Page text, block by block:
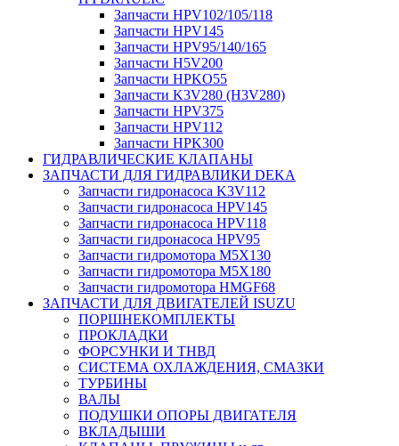
Запчасти HPV102/105/118
Запчасти HPV145
Запчасти HPV95/140/165
Запчасти H5V200
Запчасти HPKO55
Запчасти K3V280 (H3V280)
Запчасти HPV375
Запчасти HPV112
Запчасти HPK300
ГИДРАВЛИЧЕСКИЕ КЛАПАНЫ
ЗАПЧАСТИ ДЛЯ ГИДРАВЛИКИ DEKA
Запчасти гидронасоса K3V112
Запчасти гидронасоса HPV145
Запчасти гидронасоса HPV118
Запчасти гидронасоса HPV95
Запчасти гидромотора M5X130
Запчасти гидромотора M5X180
Запчасти гидромотора HMGF68
ЗАПЧАСТИ ДЛЯ ДВИГАТЕЛЕЙ ISUZU
ПОРШНЕКОМПЛЕКТЫ
ПРОКЛАДКИ
ФОРСУНКИ И ТНВД
СИСТЕМА ОХЛАЖДЕНИЯ, СМАЗКИ
ТУРБИНЫ
ВАЛЫ
ПОДУШКИ ОПОРЫ ДВИГАТЕЛЯ
ВКЛАДЫШИ